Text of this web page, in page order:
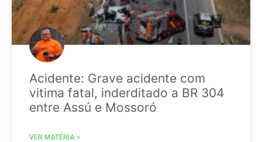
Acidente: Grave acidente com
vitima fatal, inderditado a BR 304
entre Assú e Mossoró
VER MATÉRIA »